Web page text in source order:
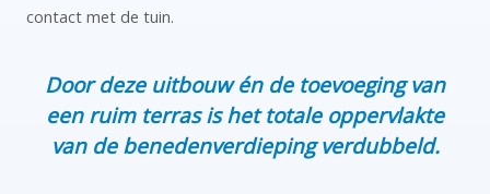
contact met de tuin.
Door deze uitbouw én de toevoeging van
een ruim terras is het totale oppervlakte
van de benedenverdieping verdubbeld.